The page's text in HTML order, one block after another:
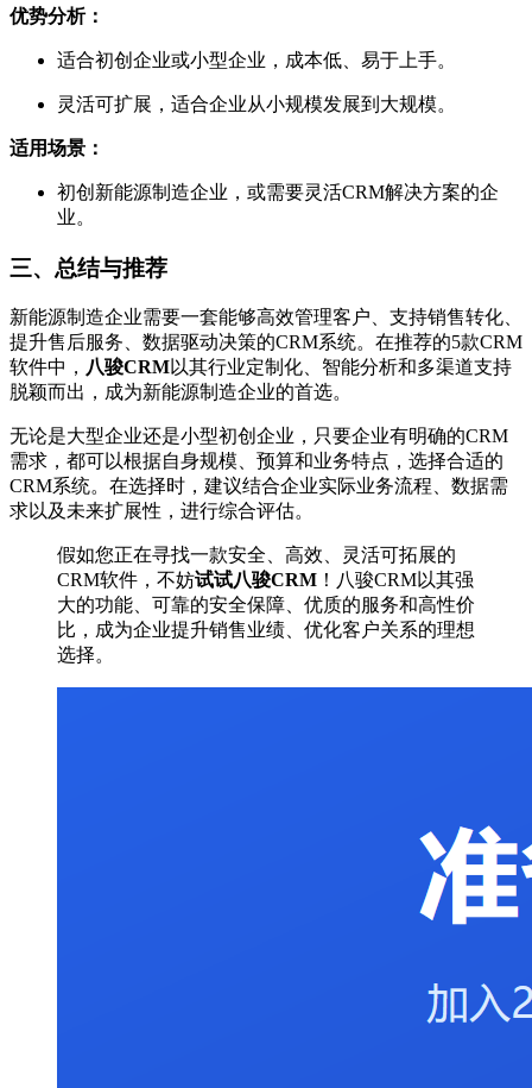
优势分析：
适合初创企业或小型企业，成本低、易于上手。
灵活可扩展，适合企业从小规模发展到大规模。
适用场景：
初创新能源制造企业，或需要灵活CRM解决方案的企
业。
三、总结与推荐
新能源制造企业需要一套能够高效管理客户、支持销售转化、
提升售后服务、数据驱动决策的CRM系统。在推荐的5款CRM
软件中， 八骏CRM以其行业定制化、智能分析和多渠道支持
脱颖而出，成为新能源制造企业的首选。
无论是大型企业还是小型初创企业，只要企业有明确的CRM
需求，都可以根据自身规模、预算和业务特点，选择合适的
CRM系统。在选择时，建议结合企业实际业务流程、数据需
求以及未来扩展性，进行综合评估。
假如您正在寻找一款安全、高效、灵活可拓展的
CRM软件，不妨试试八骏CRM ！八骏CRM以其强
大的功能、可靠的安全保障、优质的服务和高性价
比，成为企业提升销售业绩、优化客户关系的理想
选择。